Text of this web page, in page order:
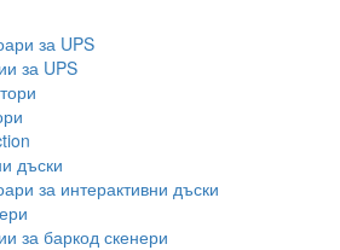
за UPS
за UPS
дъски
за интерактивни дъски
за баркод скенери